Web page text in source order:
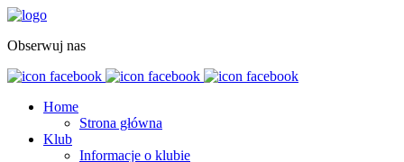
Obserwuj nas
Home
Strona główna
Klub
Informacje o klubie